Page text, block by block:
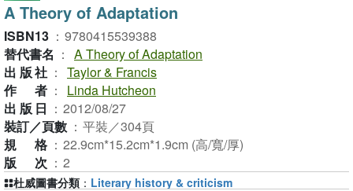
A Theory of Adaptation
ISBN13 ： 9780415539388
替代書名 ： A Theory of Adaptation
出版社 ： Taylor & Francis
作者 ：
Linda Hutcheon
出版日 ： 2012/08/27
裝訂／頁數 ： 平裝／304頁
規格 ： 22.9cm*15.2cm*1.9cm (高/寬/厚)
版次 ： 2
杜威圖書分類 ： Literary history & criticism